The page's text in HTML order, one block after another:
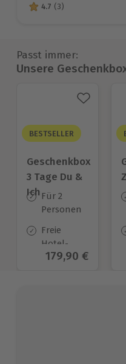
4.7 von 5 Sternen
4.7 (3)
Passt immer:
Unsere
BESTSELLER
Geschenkbox
3 Tage Du &
Ich Für 2
Personen
Freie
Hotel-
Auswahl
Aktueller Preis
179,90 €